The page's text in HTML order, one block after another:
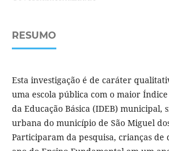
RESUMO
Esta investigação é de caráter
uma escola pública com o maior
da Educação Básica (IDEB) municipal,
urbana do município de São Miguel
Participaram da pesquisa, crianças de